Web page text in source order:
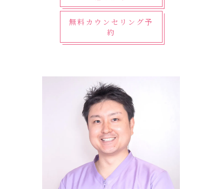
無料カウンセリング予
約